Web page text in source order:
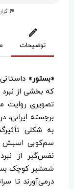
توضیحات
«بستور»
که بخشی از نبرد
تصویری روایت
برجسته ایرانی،
به شکلی
سم‌کوبی اسبش
نفس‌گیر از
شمشیر کوچک
درمی‌آورند تا